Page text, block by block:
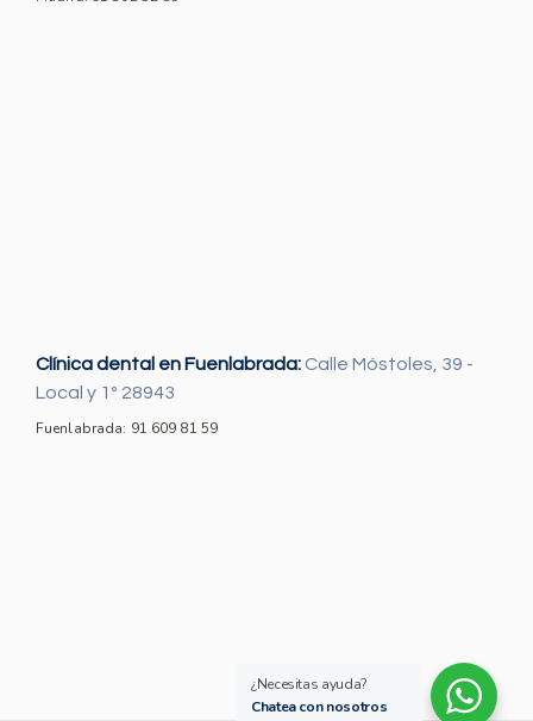
Clínica dental en Fuenlabrada: Calle Móstoles, 39 -
Local y 1º 28943
Fuenlabrada: 91 609 81 59
¿Necesitas ayuda?
Chatea con nosotros